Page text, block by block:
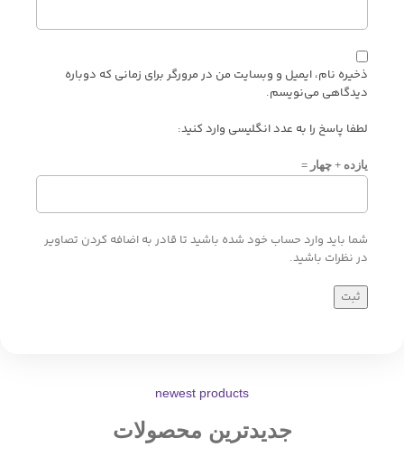
ذخیره نام، ایمیل و وبسایت من در مرورگر برای زمانی که دوباره
دیدگاهی می‌نویسم.
لطفا پاسخ را به عدد انگلیسی وارد کنید:
یازده + چهار =
شما باید وارد حساب خود شده باشید تا قادر به اضافه کردن تصاویر
در نظرات باشید.
newest products
جدیدترین محصولات